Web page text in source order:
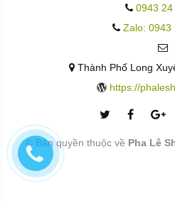
0943 24
Zalo: 0943
Thành Phố Long
https://
© Bản quyền thuộc về Pha Lê